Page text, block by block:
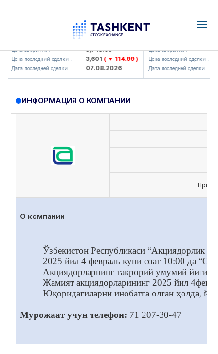
UZMKP (<O'zmetkombinat> AJ)
Цена закрытия : 3,748.99
Цена последний сделки : 3,601( ▼ 114.99 )
Дата последней сделки : 07.08.2026
Цена закрытия :
Цена последний сделки :
Дата последней сделки :
ИНФОРМАЦИЯ О КОМПАНИИ
О компании
Ўзбекистон Республикаси “Акциядорлик
2025 йил 4 февраль куни соат 10:00 да
Акциядорларнинг такрорий умумий
Жамият акциядорларининг 2025 йил
Юқоридагиларни инобатга олган ҳолда,
Мурожаат учун телефон: 71 207-30-47